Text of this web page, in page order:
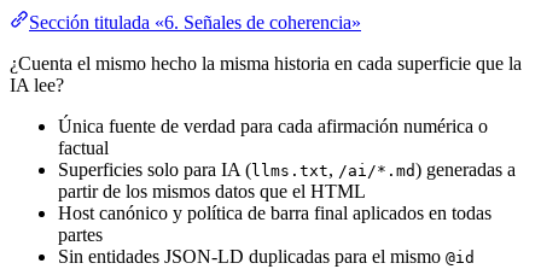
Sección titulada «6. Señales de coherencia»
¿Cuenta el mismo hecho la misma historia en cada superficie que la
IA lee?
Única fuente de verdad para cada afirmación numérica o
factual
Superficies solo para IA (llms.txt, /ai/*.md) generadas a
partir de los mismos datos que el HTML
Host canónico y política de barra final aplicados en todas
partes
Sin entidades JSON-LD duplicadas para el mismo @id